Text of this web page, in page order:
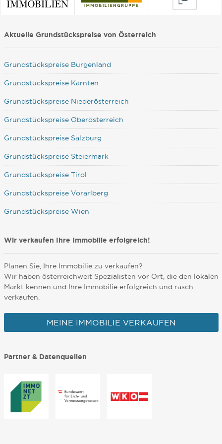
Aktuelle Grundstückspreise von Österreich
Grundstückspreise Burgenland
Grundstückspreise Kärnten
Grundstückspreise Niederösterreich
Grundstückspreise Oberösterreich
Grundstückspreise Salzburg
Grundstückspreise Steiermark
Grundstückspreise Tirol
Grundstückspreise Vorarlberg
Grundstückspreise Wien
Wir verkaufen Ihre Immobilie erfolgreich!
Planen Sie, Ihre Immobilie zu verkaufen?
Wir haben österreichweit Spezialisten vor Ort, die den lokalen
Markt kennen und Ihre Immobilie erfolgreich und rasch
verkaufen.
MEINE IMMOBILIE VERKAUFEN
Partner & Datenquellen